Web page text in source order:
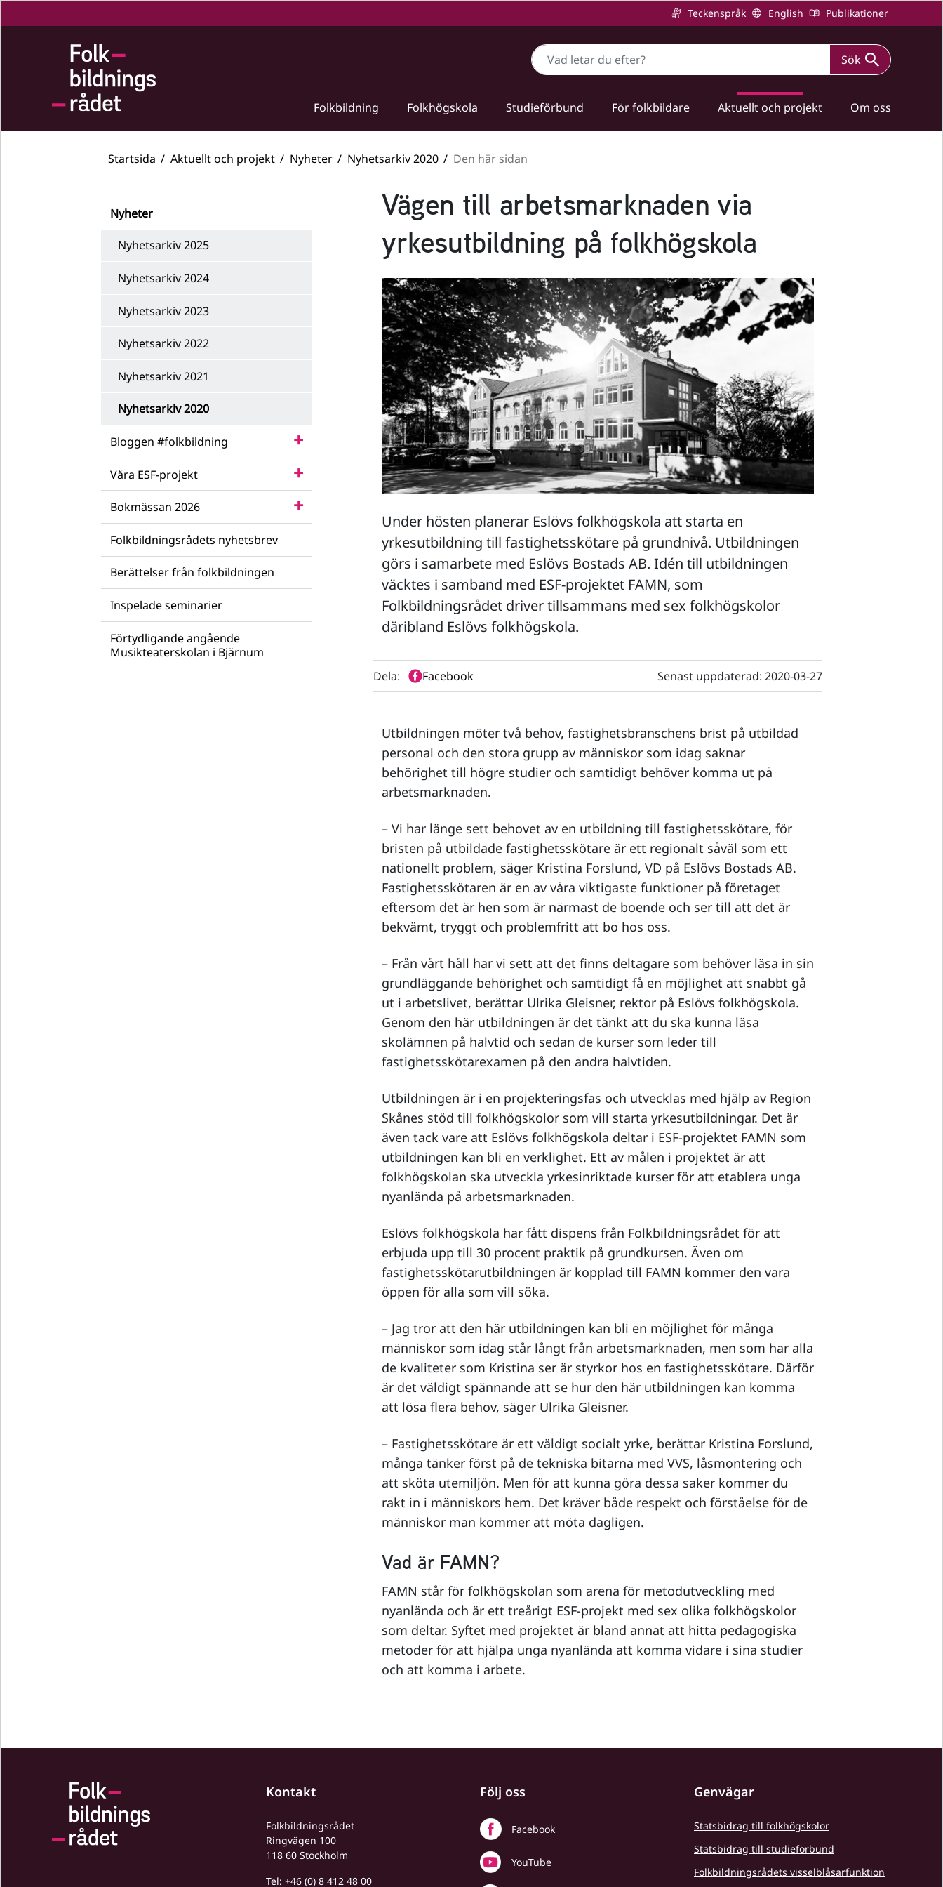
Teckenspråk English Publikationer
Sök Sök
Folkbildning Folkhögskola Studieförbund För folkbildare Aktuellt och projekt Om oss
Startsida Aktuellt och projekt Nyheter Nyhetsarkiv 2020 Den här sidan
Nyheter
Nyhetsarkiv 2025
Nyhetsarkiv 2024
Nyhetsarkiv 2023
Nyhetsarkiv 2022
Nyhetsarkiv 2021
Nyhetsarkiv 2020
Bloggen #folkbildning
Våra ESF-projekt
Bokmässan 2026
Folkbildningsrådets nyhetsbrev
Berättelser från folkbildningen
Inspelade seminarier
Förtydligande angående
Musikteaterskolan i Bjärnum
Vägen till arbetsmarknaden via
yrkesutbildning på folkhögskola
Under hösten planerar Eslövs folkhögskola att starta en
yrkesutbildning till fastighetsskötare på grundnivå. Utbildningen
görs i samarbete med Eslövs Bostads AB. Idén till utbildningen
väcktes i samband med ESF-projektet FAMN, som
Folkbildningsrådet driver tillsammans med sex folkhögskolor
däribland Eslövs folkhögskola.
Dela: Facebook Senast uppdaterad: 2020-03-27
Utbildningen möter två behov, fastighetsbranschens brist på utbildad
personal och den stora grupp av människor som idag saknar
behörighet till högre studier och samtidigt behöver komma ut på
arbetsmarknaden.
– Vi har länge sett behovet av en utbildning till fastighetsskötare, för
bristen på utbildade fastighetsskötare är ett regionalt såväl som ett
nationellt problem, säger Kristina Forslund, VD på Eslövs Bostads AB.
Fastighetsskötaren är en av våra viktigaste funktioner på företaget
eftersom det är hen som är närmast de boende och ser till att det är
bekvämt, tryggt och problemfritt att bo hos oss.
– Från vårt håll har vi sett att det finns deltagare som behöver läsa in sin
grundläggande behörighet och samtidigt få en möjlighet att snabbt gå
ut i arbetslivet, berättar Ulrika Gleisner, rektor på Eslövs folkhögskola.
Genom den här utbildningen är det tänkt att du ska kunna läsa
skolämnen på halvtid och sedan de kurser som leder till
fastighetsskötarexamen på den andra halvtiden.
Utbildningen är i en projekteringsfas och utvecklas med hjälp av Region
Skånes stöd till folkhögskolor som vill starta yrkesutbildningar. Det är
även tack vare att Eslövs folkhögskola deltar i ESF-projektet FAMN som
utbildningen kan bli en verklighet. Ett av målen i projektet är att
folkhögskolan ska utveckla yrkesinriktade kurser för att etablera unga
nyanlända på arbetsmarknaden.
Eslövs folkhögskola har fått dispens från Folkbildningsrådet för att
erbjuda upp till 30 procent praktik på grundkursen. Även om
fastighetsskötarutbildningen är kopplad till FAMN kommer den vara
öppen för alla som vill söka.
– Jag tror att den här utbildningen kan bli en möjlighet för många
människor som idag står långt från arbetsmarknaden, men som har alla
de kvaliteter som Kristina ser är styrkor hos en fastighetsskötare. Därför
är det väldigt spännande att se hur den här utbildningen kan komma
att lösa flera behov, säger Ulrika Gleisner.
– Fastighetsskötare är ett väldigt socialt yrke, berättar Kristina Forslund,
många tänker först på de tekniska bitarna med VVS, låsmontering och
att sköta utemiljön. Men för att kunna göra dessa saker kommer du
rakt in i människors hem. Det kräver både respekt och förståelse för de
människor man kommer att möta dagligen.
Vad är FAMN?
FAMN står för folkhögskolan som arena för metodutveckling med
nyanlända och är ett treårigt ESF-projekt med sex olika folkhögskolor
som deltar. Syftet med projektet är bland annat att hitta pedagogiska
metoder för att hjälpa unga nyanlända att komma vidare i sina studier
och att komma i arbete.
Kontakt
Folkbildningsrådet
Ringvägen 100
118 60 Stockholm
Tel: +46 (0) 8 412 48 00
Följ oss
Facebook
YouTube
Genvägar
Statsbidrag till folkhögskolor
Statsbidrag till studieförbund
Folkbildningsrådets visselblåsarfunktion